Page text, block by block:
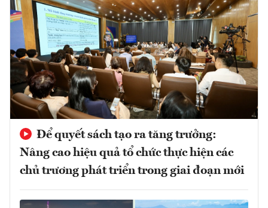
Để quyết sách tạo ra tăng trưởng:
Nâng cao hiệu quả tổ chức thực hiện các
chủ trương phát triển trong giai đoạn mới